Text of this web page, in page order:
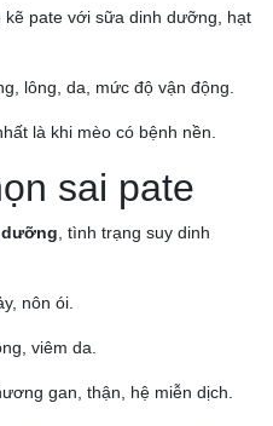
kẽ pate với sữa dinh dưỡng, hạt
lông, da, mức độ vận động.
là khi mèo có bệnh nền.
sai pate
, tình trạng suy dinh
nôn ói.
viêm da.
gan, thận, hệ miễn dịch.